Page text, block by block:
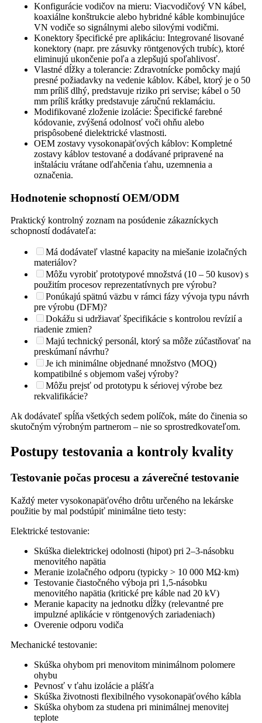
Konfigurácie vodičov na mieru: Viacvodičový VN kábel,
koaxiálne konštrukcie alebo hybridné káble kombinujúce
VN vodiče so signálnymi alebo silovými vodičmi.
Konektory špecifické pre aplikáciu: Integrované lisované
konektory (napr. pre zásuvky röntgenových trubíc), ktoré
eliminujú ukončenie poľa a zlepšujú spoľahlivosť.
Vlastné dĺžky a tolerancie: Zdravotnícke pomôcky majú
presné požiadavky na vedenie káblov. Kábel, ktorý je o 50
mm príliš dlhý, predstavuje riziko pri servise; kábel o 50
mm príliš krátky predstavuje záručnú reklamáciu.
Modifikované zloženie izolácie: Špecifické farebné
kódovanie, zvýšená odolnosť voči ohňu alebo
prispôsobené dielektrické vlastnosti.
OEM zostavy vysokonapäťových káblov: Kompletné
zostavy káblov testované a dodávané pripravené na
inštaláciu vrátane odľahčenia ťahu, uzemnenia a
označenia.
Hodnotenie schopností OEM/ODM
Praktický kontrolný zoznam na posúdenie zákazníckych
schopností dodávateľa:
Má dodávateľ vlastné kapacity na miešanie izolačných
materiálov?
Môžu vyrobiť prototypové množstvá (10 – 50 kusov) s
použitím procesov reprezentatívnych pre výrobu?
Ponúkajú spätnú väzbu v rámci fázy vývoja typu návrh
pre výrobu (DFM)?
Dokážu si udržiavať špecifikácie s kontrolou revízií a
riadenie zmien?
Majú technický personál, ktorý sa môže zúčastňovať na
preskúmaní návrhu?
Je ich minimálne objednané množstvo (MOQ)
kompatibilné s objemom vašej výroby?
Môžu prejsť od prototypu k sériovej výrobe bez
rekvalifikácie?
Ak dodávateľ spĺňa všetkých sedem políčok, máte do činenia so
skutočným výrobným partnerom – nie so sprostredkovateľom.
Postupy testovania a kontroly kvality
Testovanie počas procesu a záverečné testovanie
Každý meter vysokonapäťového drôtu určeného na lekárske
použitie by mal podstúpiť minimálne tieto testy:
Elektrické testovanie:
Skúška dielektrickej odolnosti (hipot) pri 2–3-násobku
menovitého napätia
Meranie izolačného odporu (typicky > 10 000 MΩ·km)
Testovanie čiastočného výboja pri 1,5-násobku
menovitého napätia (kritické pre káble nad 20 kV)
Meranie kapacity na jednotku dĺžky (relevantné pre
impulzné aplikácie v röntgenových zariadeniach)
Overenie odporu vodiča
Mechanické testovanie:
Skúška ohybom pri menovitom minimálnom polomere
ohybu
Pevnosť v ťahu izolácie a plášťa
Skúška životnosti flexibilného vysokonapäťového kábla
Skúška ohybom za studena pri minimálnej menovitej
teplote